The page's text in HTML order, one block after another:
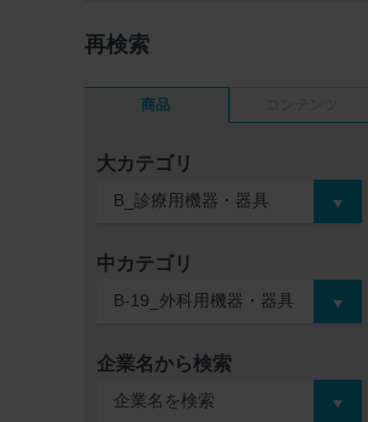
再検索
商品
大カテゴリ
中カテゴリ
企業名から検索